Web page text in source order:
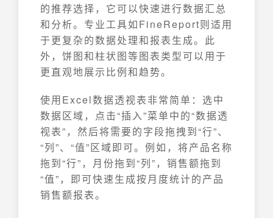
的推荐选择，它可以快速进行数据汇总
和分析。专业工具如FineReport则适用
于更复杂的数据处理和报表生成。此
外，饼图和柱状图等图表类型可以用于
更直观地展示比例和趋势。
使用Excel数据透视表非常简单：选中
数据区域，点击“插入”菜单中的“数据透
视表”，然后将需要的字段拖拽到“行”、
“列”、“值”区域即可。例如，将产品名称
拖到“行”，月份拖到“列”，销售额拖到
“值”，即可快速生成按月度统计的产品
销售额报表。